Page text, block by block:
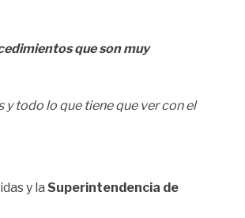
que son muy
todo lo que tiene que ver con el
y la Superintendencia de